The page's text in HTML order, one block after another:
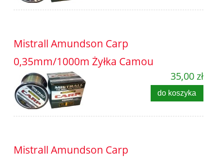
Mistrall Amundson Carp
0,35mm/1000m Żyłka Camou
35,00 zł
do koszyka
Mistrall Amundson Carp